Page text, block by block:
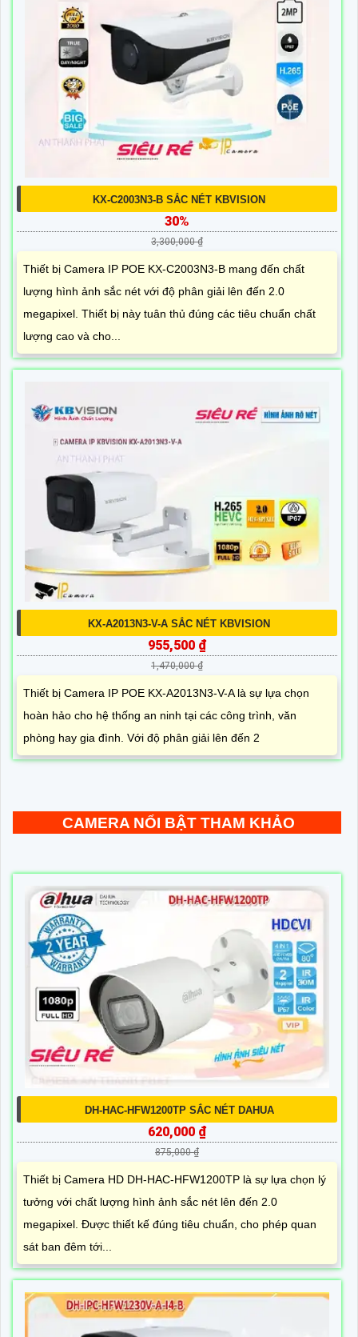
KX-C2003N3-B SẮC NÉT KBVISION
30%
3,300,000 ₫
Thiết bị Camera IP POE KX-C2003N3-B mang đến chất
lượng hình ảnh sắc nét với độ phân giải lên đến 2.0
megapixel. Thiết bị này tuân thủ đúng các tiêu chuẩn chất
lượng cao và cho...
KX-A2013N3-V-A SẮC NÉT KBVISION
955,500 ₫
1,470,000 ₫
Thiết bị Camera IP POE KX-A2013N3-V-A là sự lựa chọn
hoàn hảo cho hệ thống an ninh tại các công trình, văn
phòng hay gia đình. Với độ phân giải lên đến 2
CAMERA NỔI BẬT THAM KHẢO
DH-HAC-HFW1200TP SẮC NÉT DAHUA
620,000 ₫
875,000 ₫
Thiết bị Camera HD DH-HAC-HFW1200TP là sự lựa chọn lý
tưởng với chất lượng hình ảnh sắc nét lên đến 2.0
megapixel. Được thiết kế đúng tiêu chuẩn, cho phép quan
sát ban đêm tới...